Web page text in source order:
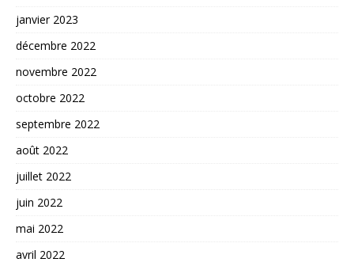
janvier 2023
décembre 2022
novembre 2022
octobre 2022
septembre 2022
août 2022
juillet 2022
juin 2022
mai 2022
avril 2022